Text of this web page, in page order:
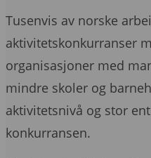
Tusenvis av norske
aktivitetskonkurranser
organisasjoner med
mindre skoler og
aktivitetsnivå og stor
konkurransen.